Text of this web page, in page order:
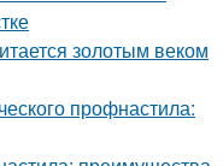
золотым веком
профнастила: